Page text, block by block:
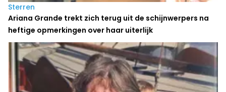
Sterren
Ariana Grande trekt zich terug uit de schijnwerpers na
heftige opmerkingen over haar uiterlijk